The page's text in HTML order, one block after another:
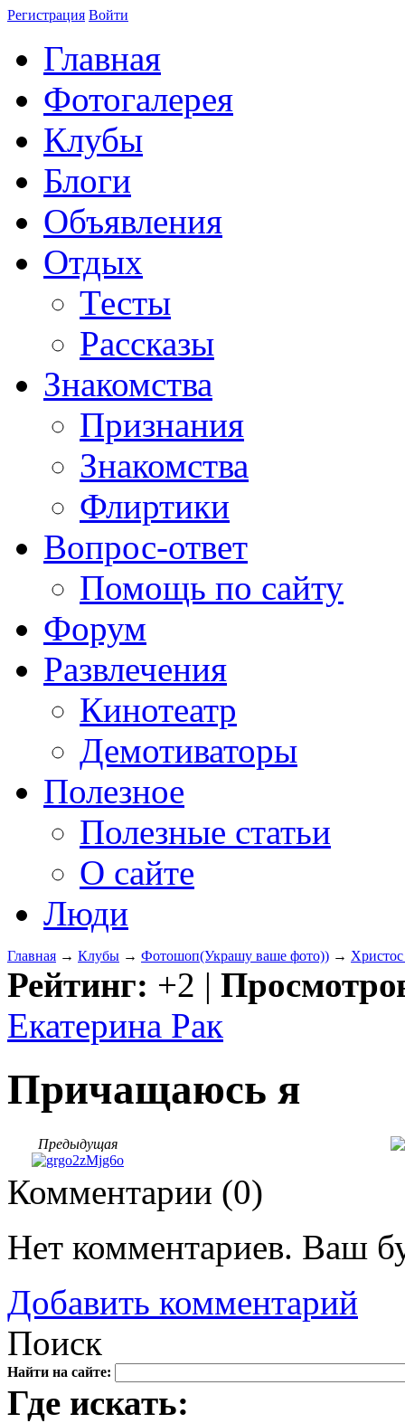
Регистрация Войти
Главная
Фотогалерея
Клубы
Блоги
Объявления
Отдых
Тесты
Рассказы
Знакомства
Признания
Знакомства
Флиртики
Вопрос-ответ
Помощь по сайту
Форум
Развлечения
Кинотеатр
Демотиваторы
Полезное
Полезные статьи
О сайте
Люди
Главная → Клубы → Фотошоп(Украшу ваше фото)) →
Рейтинг: +2 |
Екатерина Рак
Причащаюсь я
Предыдущая
Комментарии (0)
Нет комментариев. Ваш
Добавить комментарий
Поиск
Найти на сайте:
Где искать: